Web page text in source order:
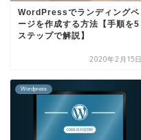
WordPressでランディングペ
ージを作成する方法【手順を5
ステップで解説】
2020年2月15日
Wordpress